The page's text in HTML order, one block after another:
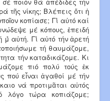
ποιόν θά ἀπέδιδες τήν
τῆς νίκης; Βλέπεις ὅτι ἡ
κοπίασε; Γι̉ αὐτό καί
μέ κόπους, ἐπειδή
μ̉ αὐτή. Γι̉ αὐτό τήν ἀρετή
τή θαυμάζομε,
τήν καταδικάζομε. Κι
πιό πολύ τούς ἐκ
πού εἶναι ἀγαθοί μέ τήν
νά προτιμᾶται αὐτός
λόγο τώρα κοπιάζομε;